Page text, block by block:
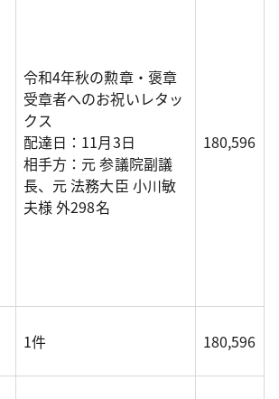
令和4年秋の勲章・褒章
受章者へのお祝いレタッ
クス
配達日：11月3日
相手方：元 参議院副議
長、元 法務大臣 小川敏
夫様 外298名
180,596
1件 180,596